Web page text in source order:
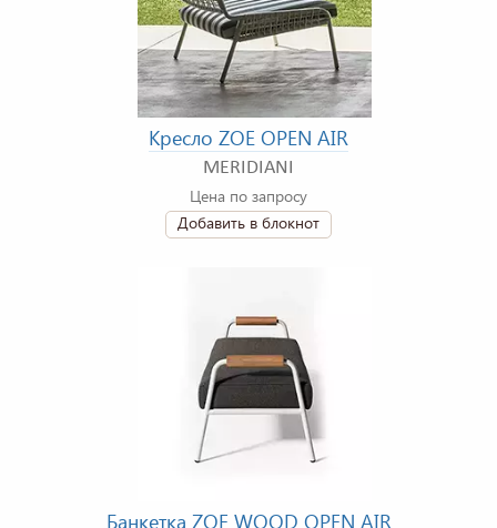
Кресло ZOE OPEN AIR
MERIDIANI
Цена по запросу
Добавить в блокнот
Банкетка ZOE WOOD OPEN AIR